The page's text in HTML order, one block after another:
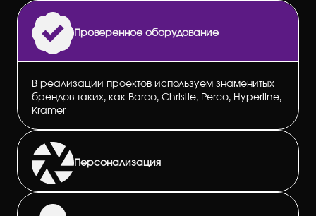
Проверенное оборудование
В реализации проектов используем знаменитых
брендов таких, как Barco, Christie, Perco, Hyperline,
Kramer
Персонализация